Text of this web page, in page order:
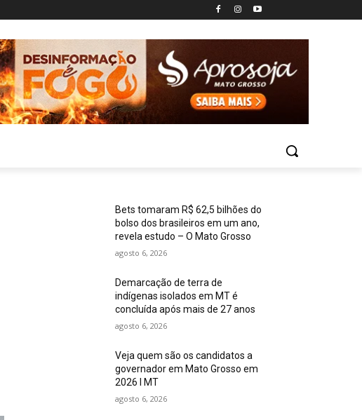
Bets tomaram R$ 62,5 bilhões do
bolso dos brasileiros em um ano,
revela estudo – O Mato Grosso
agosto 6, 2026
Demarcação de terra de
indígenas isolados em MT é
concluída após mais de 27 anos
agosto 6, 2026
Veja quem são os candidatos a
governador em Mato Grosso em
2026 I MT
agosto 6, 2026